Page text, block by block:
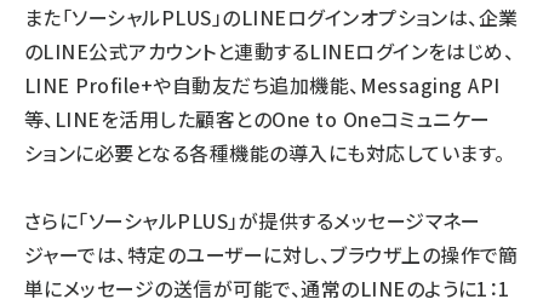
また「ソーシャルPLUS」のLINEログインオプションは、企業
のLINE公式アカウントと連動するLINEログインをはじめ、
LINE Profile+や自動友だち追加機能、Messaging API
等、LINEを活用した顧客とのOne to Oneコミュニケー
ションに必要となる各種機能の導入にも対応しています。
さらに「ソーシャルPLUS」が提供するメッセージマネー
ジャーでは、特定のユーザーに対し、ブラウザ上の操作で簡
単にメッセージの送信が可能で、通常のLINEのように1：1